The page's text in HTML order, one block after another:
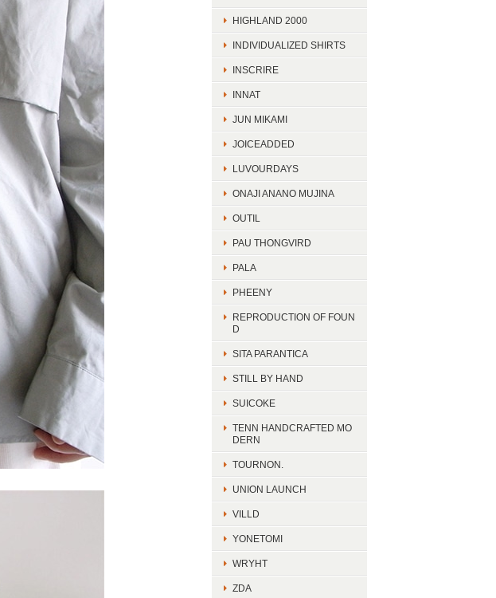
HIGHLAND 2000
INDIVIDUALIZED SHIRTS
INSCRIRE
INNAT
JUN MIKAMI
JOICEADDED
LUVOURDAYS
ONAJI ANANO MUJINA
OUTIL
PAU THONGVIRD
PALA
PHEENY
REPRODUCTION OF FOUN
D
SITA PARANTICA
STILL BY HAND
SUICOKE
TENN HANDCRAFTED MO
DERN
TOURNON.
UNION LAUNCH
VILLD
YONETOMI
WRYHT
ZDA